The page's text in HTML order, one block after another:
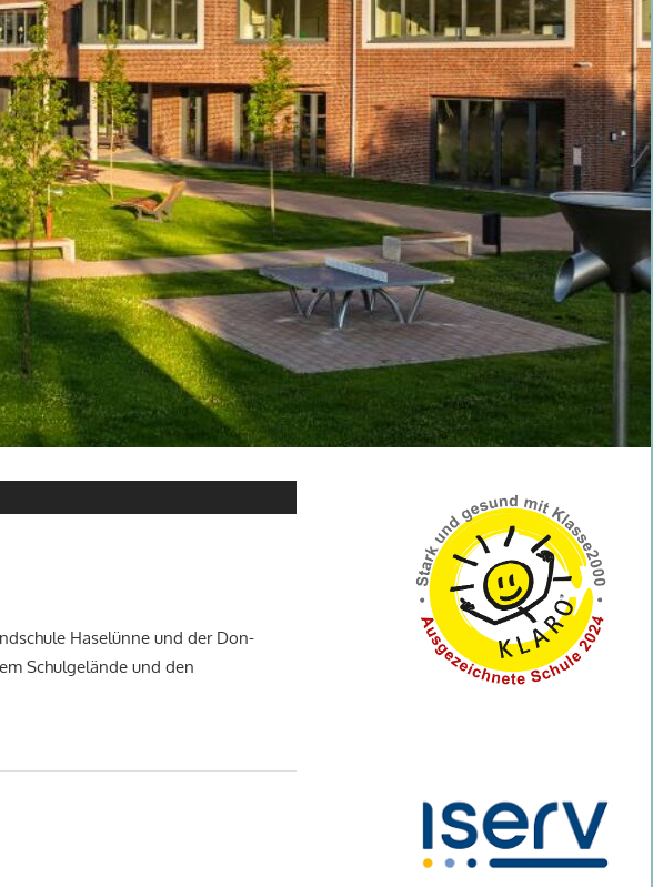
Haselünne und der Don-
Schulgelände und den